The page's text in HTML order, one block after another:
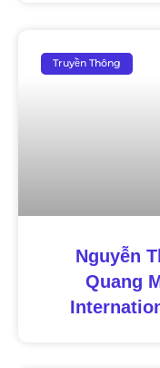
Truyền Thông
Nguyễn
Quang